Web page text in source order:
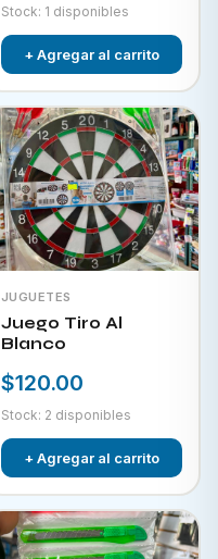
Stock: 1 disponibles
+ Agregar al carrito
JUGUETES
Juego Tiro Al
Blanco
$120.00
Stock: 2 disponibles
+ Agregar al carrito